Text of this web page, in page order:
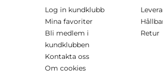
Log in kundklubb
Mina favoriter
Bli medlem i
kundklubben
Kontakta oss
Om cookies
Retur